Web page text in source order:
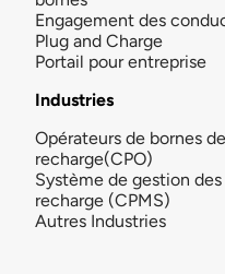
Engagement des
Plug and Charge
Portail pour entreprise
Industries
Opérateurs de bornes de
recharge(CPO)
Système de gestion
recharge (CPMS)
Autres Industries